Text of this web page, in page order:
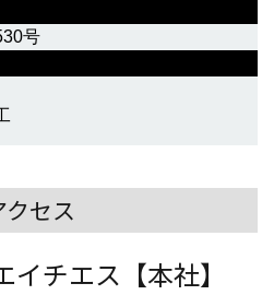
号
クセス
チエス【本社】